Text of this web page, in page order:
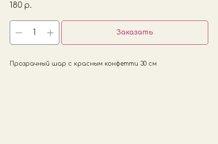
180 р.
Заказать
Прозрачный шар с красным конфетти 30 см